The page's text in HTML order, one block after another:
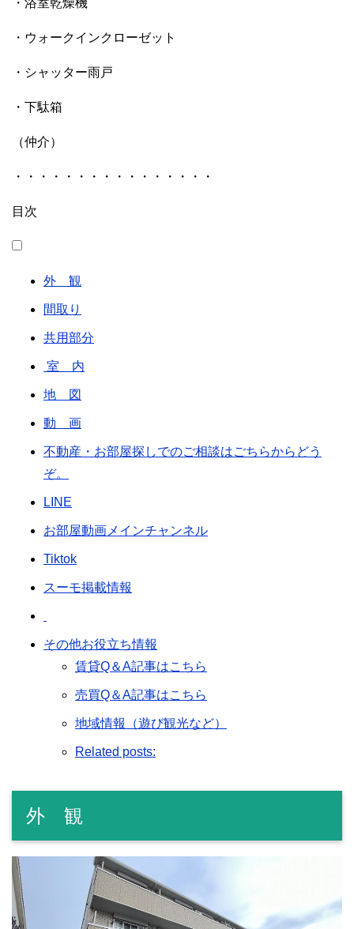
・浴室乾燥機
・ウォークインクローゼット
・シャッター雨戸
・下駄箱
（仲介）
・・・・・・・・・・・・・・・・
目次
外 観
間取り
共用部分
室 内
地 図
動 画
不動産・お部屋探しでのご相談はごちらからどう
ぞ。
LINE
お部屋動画メインチャンネル
Tiktok
スーモ掲載情報
その他お役立ち情報
賃貸Q＆A記事はこちら
売買Q＆A記事はこちら
地域情報（遊び観光など）
Related posts:
外 観